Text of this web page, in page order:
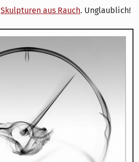
Skulpturen aus Rauch. Unglaublich!